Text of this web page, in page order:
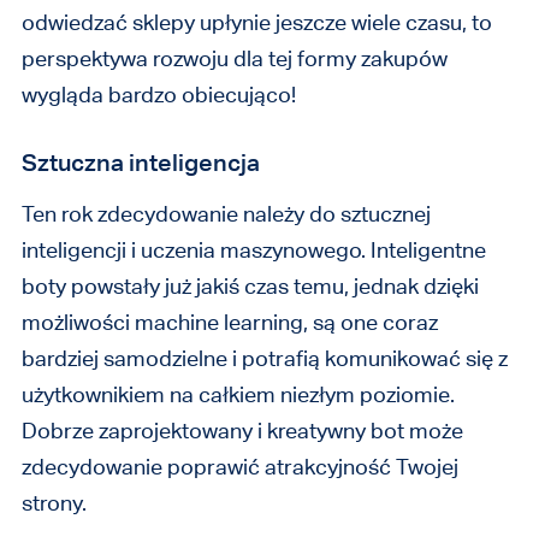
odwiedzać sklepy upłynie jeszcze wiele czasu, to
perspektywa rozwoju dla tej formy zakupów
wygląda bardzo obiecująco!
Sztuczna inteligencja
Ten rok zdecydowanie należy do sztucznej
inteligencji i uczenia maszynowego. Inteligentne
boty powstały już jakiś czas temu, jednak dzięki
możliwości machine learning, są one coraz
bardziej samodzielne i potrafią komunikować się z
użytkownikiem na całkiem niezłym poziomie.
Dobrze zaprojektowany i kreatywny bot może
zdecydowanie poprawić atrakcyjność Twojej
strony.